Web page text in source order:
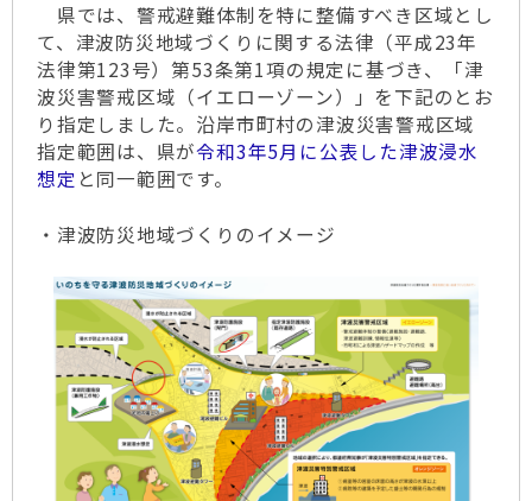
県では、警戒避難体制を特に整備すべき区域とし
て、津波防災地域づくりに関する法律（平成23年
法律第123号）第53条第1項の規定に基づき、「津
波災害警戒区域（イエローゾーン）」を下記のとお
り指定しました。沿岸市町村の津波災害警戒区域
指定範囲は、県が令和3年5月に公表した津波浸水
想定 と同一範囲です。
・津波防災地域づくりのイメージ